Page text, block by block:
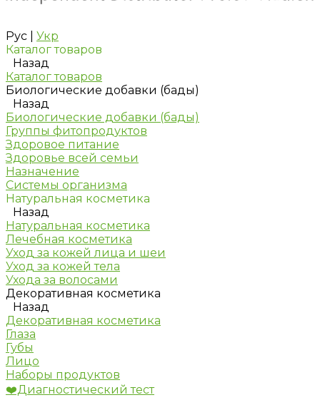
Рус
Укр
Каталог товаров
Назад
Каталог товаров
Биологические добавки (бады)
Назад
Биологические добавки (бады)
Группы фитопродуктов
Здоровое питание
Здоровье всей семьи
Назначение
Системы организма
Натуральная косметика
Назад
Натуральная косметика
Лечебная косметика
Уход за кожей лица и шеи
Уход за кожей тела
Ухода за волосами
Декоративная косметика
Назад
Декоративная косметика
Глаза
Губы
Лицо
Наборы продуктов
❤️Диагностический тест